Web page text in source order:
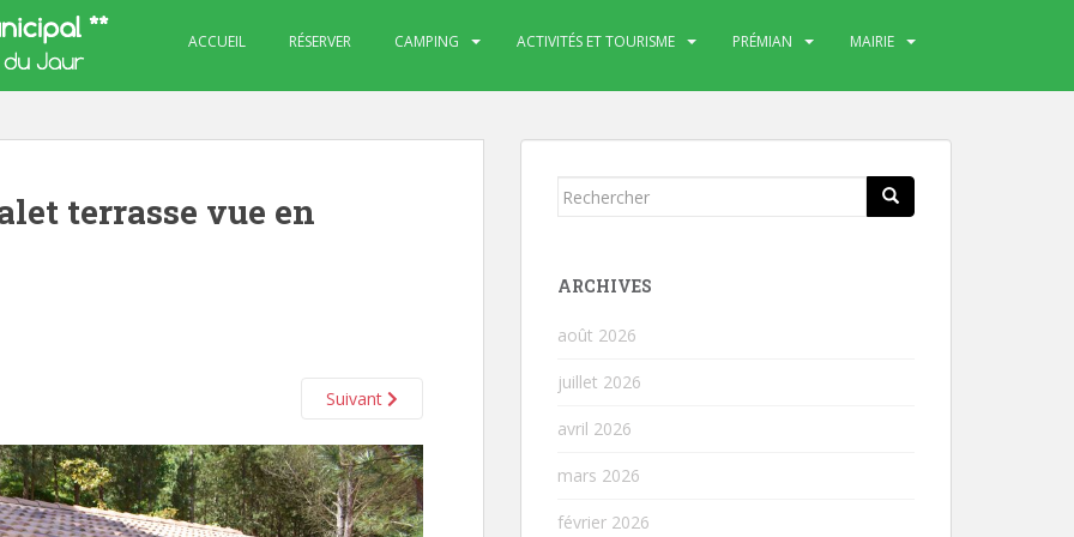
ACCUEIL RÉSERVER CAMPING ACTIVITÉS ET TOURISME PRÉMIAN MAIRIE
terrasse vue en
Suivant
Rechercher...
ARCHIVES
août 2026
juillet 2026
avril 2026
mars 2026
février 2026